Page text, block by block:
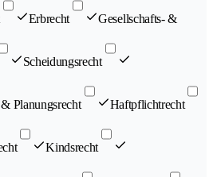
Erbrecht Gesellschafts- &
Scheidungsrecht
Planungsrecht Haftpflichtrecht
Kindsrecht